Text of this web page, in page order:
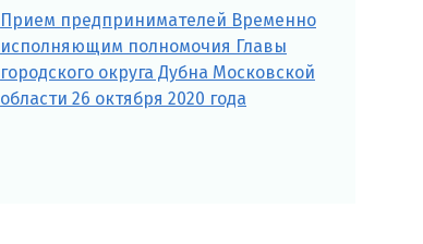
Прием предпринимателей Временно
исполняющим полномочия Главы
городского округа Дубна Московской
области 26 октября 2020 года